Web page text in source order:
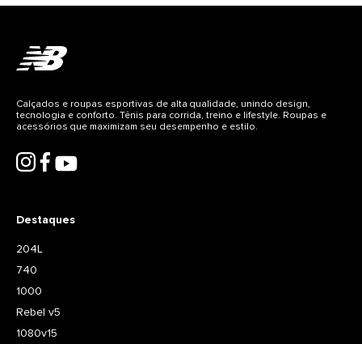
Destaques
204L
740
1000
Rebel v5
1080v15
Calçados e roupas esportivas de alta qualidade, unindo design,
tecnologia e conforto. Tênis para corrida, treino e lifestyle. Roupas e
acessórios que maximizam seu desempenho e estilo.